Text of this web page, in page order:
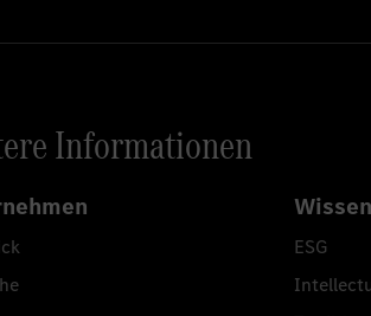
Informationen
Wissen
ESG